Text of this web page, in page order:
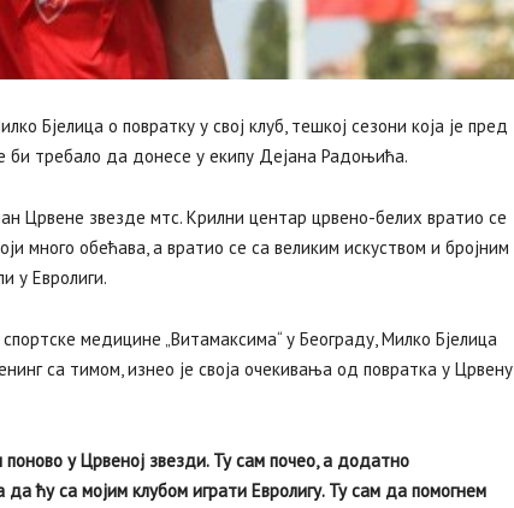
Бјелица о повратку у свој клуб, тешкој сезони која је пред
би требало да донесе у екипу Дејана Радоњића.
Црвене звезде мтс. Крилни центар црвено-белих вратио се
много обећава, а вратио се са великим искуством и бројним
у Евролиги.
медицине „Витамаксима“ у Београду, Милко Бјелица
са тимом, изнео је своја очекивања од повратка у Црвену
у Црвеној звезди. Ту сам почео, а додатно
ћу са мојим клубом играти Евролигу. Ту сам да помогнем